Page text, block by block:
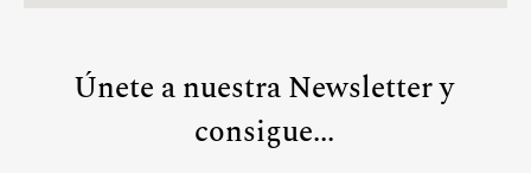
Únete a nuestra Newsletter y
consigue...